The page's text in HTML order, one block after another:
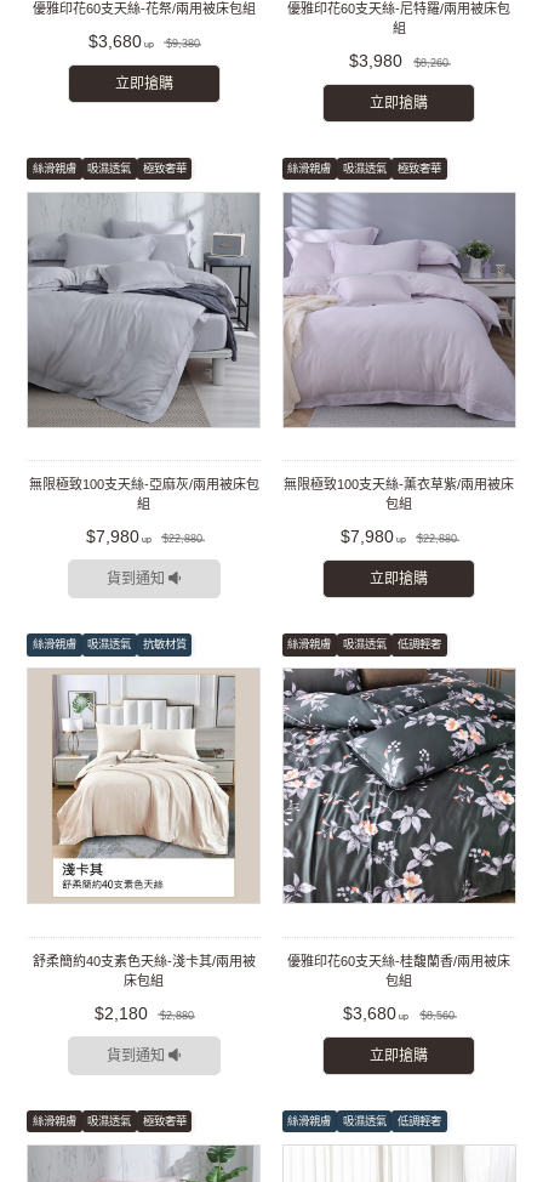
優雅印花60支天絲-花祭/兩用被床包組
$3,680 $9,380
立即搶購
優雅印花60支天絲-尼特羅/兩用被床包
組
$3,980 $8,260
立即搶購
絲滑親膚 吸濕透氣 極致奢華
無限極致100支天絲-亞麻灰/兩用被床包
組
$7,980 $22,880
貨到通知
絲滑親膚 吸濕透氣 極致奢華
無限極致100支天絲-薰衣草紫/兩用被床
包組
$7,980 $22,880
立即搶購
絲滑親膚 吸濕透氣 抗敏材質
舒柔簡約40支素色天絲-淺卡其/兩用被
床包組
$2,180 $2,880
貨到通知
絲滑親膚 吸濕透氣 低調輕奢
優雅印花60支天絲-桂馥蘭香/兩用被床
包組
$3,680 $8,560
立即搶購
絲滑親膚 吸濕透氣 極致奢華 絲滑親膚 吸濕透氣 低調輕奢